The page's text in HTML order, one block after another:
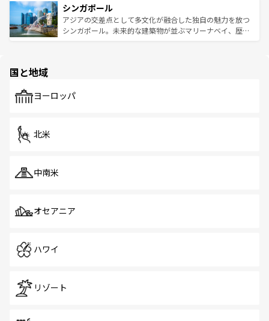
参照してほしい。
激する。気候は一年中温暖で、どの季節にも異なる楽しみ
が待っている。親しみやすいタイの人々、仏教を中心とし
た文化、そして多様な観光資源が、訪れる旅人を魅了し続
み、どこを訪れても感動するはず。観光スポットが密集し
ており、効率よく見どころを回れるのも魅力。息をのむよ
うな絶景から文化的な体験まで、香港を存分に楽しみ尽く
シンガポール
アジアの交差点として多文化が融合した独自の魅力を放つ
シンガポール。未来的な建築物が並ぶマリーナベイ、歴史
で、ホーカーズは地元の風情を楽しめる外せないスポット
国と地域
ヨーロッパ
北米
中南米
オセアニア
ハワイ
リゾート